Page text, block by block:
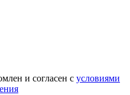
и согласен с условиями